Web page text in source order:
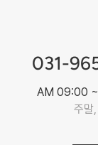
031-
AM 09:00
주말